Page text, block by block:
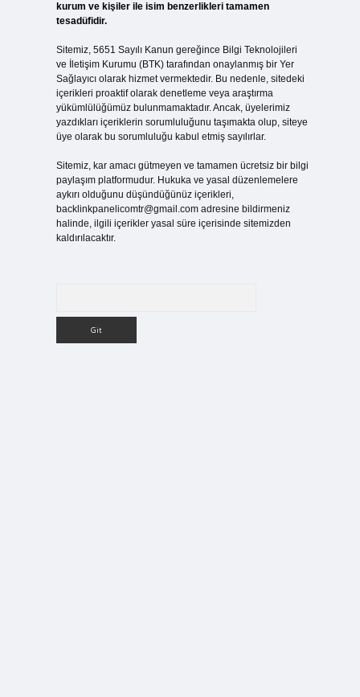
kurum ve kişiler ile isim benzerlikleri tamamen
tesadüfidir.
Sitemiz, 5651 Sayılı Kanun gereğince Bilgi Teknolojileri
ve İletişim Kurumu (BTK) tarafından onaylanmış bir Yer
Sağlayıcı olarak hizmet vermektedir. Bu nedenle, sitedeki
içerikleri proaktif olarak denetleme veya araştırma
yükümlülüğümüz bulunmamaktadır. Ancak, üyelerimiz
yazdıkları içeriklerin sorumluluğunu taşımakta olup, siteye
üye olarak bu sorumluluğu kabul etmiş sayılırlar.
Sitemiz, kar amacı gütmeyen ve tamamen ücretsiz bir bilgi
paylaşım platformudur. Hukuka ve yasal düzenlemelere
aykırı olduğunu düşündüğünüz içerikleri,
backlinkpanelicomtr@gmail.comadresine bildirmeniz
halinde, ilgili içerikler yasal süre içerisinde sitemizden
kaldırılacaktır.